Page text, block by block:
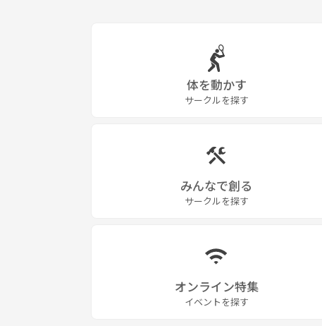
体を動かす
サークルを探す
みんなで創る
サークルを探す
オンライン特集
イベントを探す